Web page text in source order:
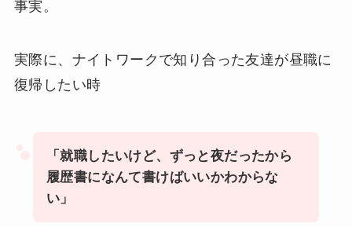
事実。
実際に、ナイトワークで知り合った友達が昼職に
復帰したい時
「就職したいけど、ずっと夜だったから
履歴書になんて書けばいいかわからな
い」